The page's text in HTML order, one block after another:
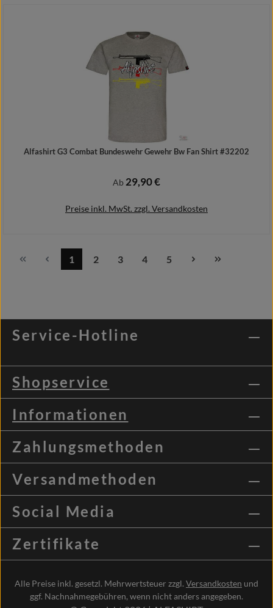
Alfashirt G3 Combat Bundeswehr Gewehr Bw Fan Shirt #32202
Regulärer Preis:
Ab29,90 €
Preise inkl. MwSt. zzgl. Versandkosten
Seite
1
Seite
2
Seite
3
Seite
4
Seite
5
Service-Hotline
Shopservice
Informationen
Zahlungsmethoden
Versandmethoden
Social Media
Zertifikate
Alle Preise inkl. gesetzl. Mehrwertsteuer zzgl. Versandkosten und
ggf. Nachnahmegebühren, wenn nicht anders angegeben.